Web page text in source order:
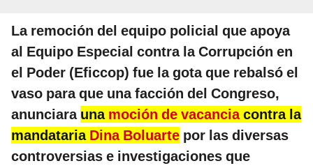
La remoción del equipo policial que apoya
al Equipo Especial contra la Corrupción en
el Poder (Eficcop) fue la gota que rebalsó el
vaso para que una facción del Congreso,
anunciara una moción de vacanciacontra la
mandataria Dina Boluarte por las diversas
controversias e investigaciones que